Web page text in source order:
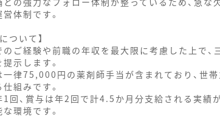
体制です。
ついて】
ご経験や前職の年収を最大限に考慮した上で
示します。
律75,000円の薬剤師手当が含まれており、世
組みです。
回、賞与は年2回で計4.5か月分支給される実績
環境です。